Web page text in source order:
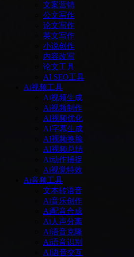
文案营销
公文写作
论文写作
英文写作
小说创作
内容改写
论文工具
AI SEO工具
Ai视频工具
Ai视频生成
Ai视频制作
AI视频优化
AI字幕生成
AI视频换脸
AI视频总结
Ai动作捕捉
Ai视觉特效
Ai音频工具
文本转语音
Ai音乐创作
Ai配音合成
Ai人声分离
Ai语音克隆
Ai语音识别
AI语音交互